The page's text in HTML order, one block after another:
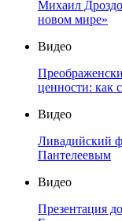
Михаил
новом мире»
Видео
ценности: как
Видео
Ливадийский
Пантелеевым
Видео
Презентация